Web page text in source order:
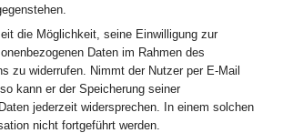
die Möglichkeit, seine Einwilligung zur
Daten im Rahmen des
zu widerrufen. Nimmt der Nutzer per E-Mail
kann er der Speicherung seiner
jederzeit widersprechen. In einem solchen
nicht fortgeführt werden.